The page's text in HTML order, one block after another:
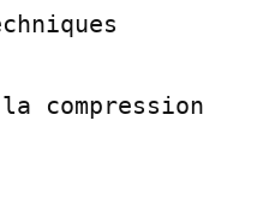
la compression